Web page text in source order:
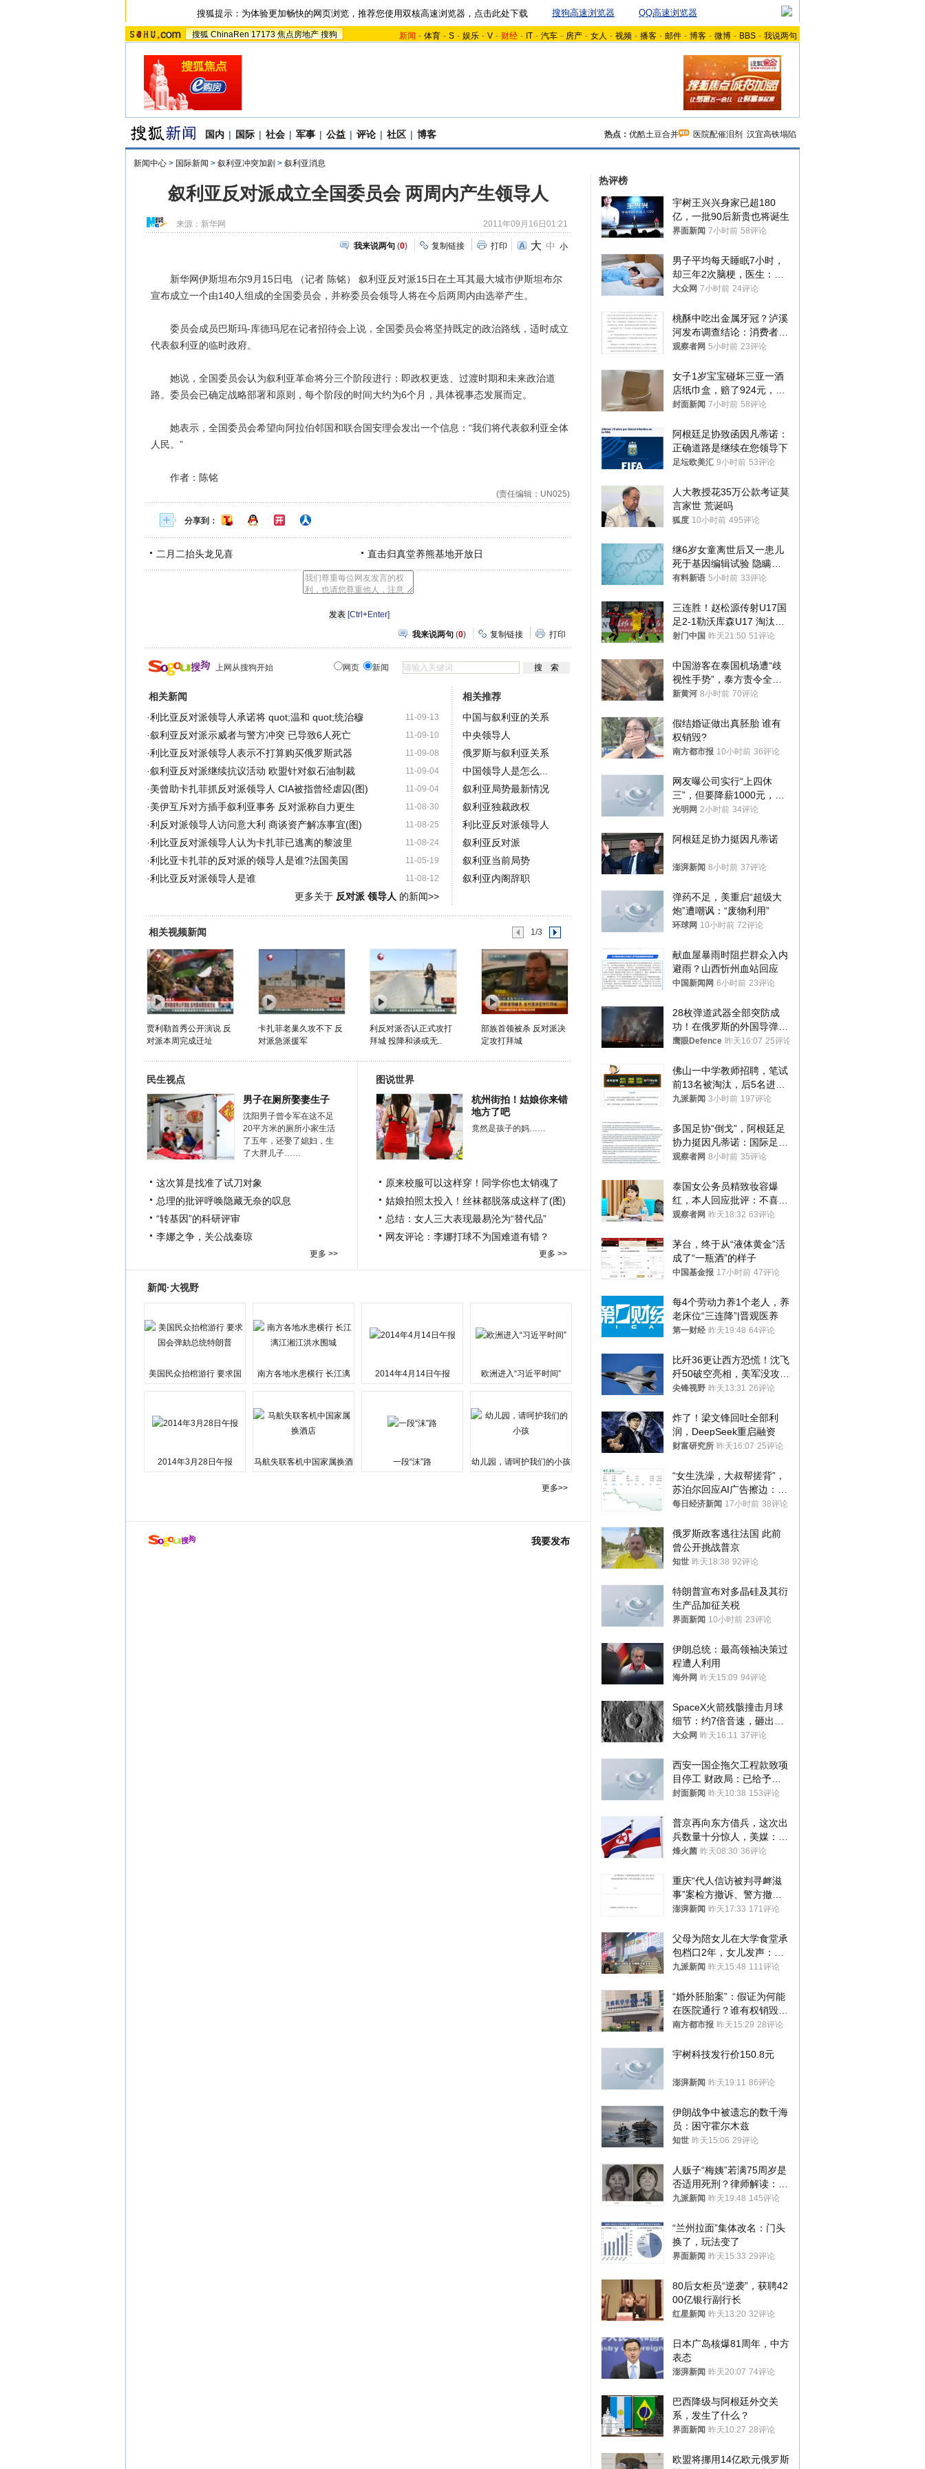
搜狐提示：为体验更加畅快的网页浏览，推荐您使用双核高速浏览器，点击此处下载 搜狗高速浏览器 QQ高速浏览器
搜狐 ChinaRen 17173 焦点房地产 搜狗 新闻 - 体育 - S - 娱乐 - V - 财经 - IT - 汽车 - 房产 - 女人 - 视频 - 播客 - 邮件 - 博客 - 微博 - BBS - 我说两句
国内 | 国际 | 社会 | 军事 | 公益 | 评论 | 社区 | 博客 热点： 优酷土豆合并 医院配催泪剂 汉宜高铁塌陷
新闻中心 > 国际新闻 > 叙利亚冲突加剧 > 叙利亚消息
叙利亚反对派成立全国委员会 两周内产生领导人
来源： 新华网 2011年09月16日01:21
我来说两句 (0) 复制链接 打印 大 中 小
新华网伊斯坦布尔9月15日电 （记者 陈铭） 叙利亚反对派15日在土耳其最大城市伊斯坦布尔
宣布成立一个由140人组成的全国委员会，并称委员会领导人将在今后两周内由选举产生。
委员会成员巴斯玛-库德玛尼在记者招待会上说，全国委员会将坚持既定的政治路线，适时成立
代表叙利亚的临时政府。
她说，全国委员会认为叙利亚革命将分三个阶段进行：即政权更迭、过渡时期和未来政治道
路。委员会已确定战略部署和原则，每个阶段的时间大约为6个月，具体视事态发展而定。
她表示，全国委员会希望向阿拉伯邻国和联合国安理会发出一个信息：“我们将代表叙利亚全体
人民。”
作者：陈铭
(责任编辑：UN025)
分享到：
二月二抬头龙见喜 直击归真堂养熊基地开放日
[Ctrl+Enter]
我来说两句 (0) 复制链接 打印
上网从搜狗开始 网页 新闻
相关新闻
11-09-13
·利比亚反对派领导人承诺将 quot;温和 quot;统治穆
11-09-10
·叙利亚反对派示威者与警方冲突 已导致6人死亡
11-09-08
·利比亚反对派领导人表示不打算购买俄罗斯武器
11-09-04
·叙利亚反对派继续抗议活动 欧盟针对叙石油制裁
11-09-04
·美曾助卡扎菲抓反对派领导人 CIA被指曾经虐囚(图)
11-08-30
·美伊互斥对方插手叙利亚事务 反对派称自力更生
11-08-25
·利反对派领导人访问意大利 商谈资产解冻事宜(图)
11-08-24
·利比亚反对派领导人认为卡扎菲已逃离的黎波里
11-05-19
·利比亚卡扎菲的反对派的领导人是谁?法国美国
11-08-12
·利比亚反对派领导人是谁
更多关于 反对派 领导人 的新闻>>
相关推荐
中国与叙利亚的关系
中央领导人
俄罗斯与叙利亚关系
中国领导人是怎么...
叙利亚局势最新情况
叙利亚独裁政权
利比亚反对派领导人
叙利亚反对派
叙利亚当前局势
叙利亚内阁辞职
相关视频新闻 1/3
贾利勒首秀公开演说 反
对派本周完成迁址
卡扎菲老巢久攻不下 反
对派急派援军
利反对派否认正式攻打
拜城 投降和谈或无..
部族首领被杀 反对派决
定攻打拜城
民生视点
男子在厕所娶妻生子
沈阳男子曾令军在这不足
20平方米的厕所小家生活
了五年，还娶了媳妇，生
了大胖儿子……
这次算是找准了试刀对象
总理的批评呼唤隐藏无奈的叹息
“转基因”的科研评审
李娜之争，关公战秦琼
更多 >>
图说世界
杭州街拍！姑娘你来错
地方了吧
竟然是孩子的妈……
原来校服可以这样穿！同学你也太销魂了
姑娘拍照太投入！丝袜都脱落成这样了(图)
总结：女人三大表现最易沦为“替代品”
网友评论：李娜打球不为国难道有错？
更多 >>
新闻·大视野
美国民众抬棺游行 要求国
南方各地水患横行 长江漓
2014年4月14日午报 欧洲进入“习近平时间”
2014年3月28日午报
马航失联客机中国家属换酒
一段“沫”路 幼儿园，请呵护我们的小孩
更多>>
我要发布
热评榜
宇树王兴兴身家已超180
亿，一批90后新贵也将诞生
界面新闻 7小时前 58评论
男子平均每天睡眠7小时，
却三年2次脑梗，医生：这
样睡觉更伤身
大众网 7小时前 24评论
桃酥中吃出金属牙冠？泸溪
河发布调查结论：消费者已
澄清，所发视频情况不属实
观察者网 5小时前 23评论
女子1岁宝宝碰坏三亚一酒
店纸巾盒，赔了924元，发
帖吐槽后酒店退还一半的
封面新闻 7小时前 58评论
阿根廷足协致函因凡蒂诺：
正确道路是继续在您领导下
足坛欧美汇 9小时前 53评论
人大教授花35万公款考证莫
言家世 荒诞吗
狐度 10小时前 495评论
继6岁女童离世后又一患儿
死于基因编辑试验 隐瞒一
年才对外披露
有料新语 5小时前 33评论
三连胜！赵松源传射U17国
足2-1勒沃库森U17 淘汰赛
将战河床
射门中国 昨天21:50 51评论
中国游客在泰国机场遭“歧
视性手势”，泰方责令全面
调查，对责任人采取最严厉
新黄河 8小时前 70评论
假结婚证做出真胚胎 谁有
权销毁?
南方都市报 10小时前 36评论
网友曝公司实行“上四休
三”，但要降薪1000元，不
接受只能辞职
光明网 2小时前 34评论
阿根廷足协力挺因凡蒂诺
澎湃新闻 8小时前 37评论
弹药不足，美重启“超级大
炮”遭嘲讽：“废物利用”
环球网 10小时前 72评论
献血屋暴雨时阻拦群众入内
避雨？山西忻州血站回应
中国新闻网 6小时前 23评论
28枚弹道武器全部突防成
功！在俄罗斯的外国导弹发
射车都是合法打击目标
鹰眼Defence 昨天16:07 25评论
佛山一中学教师招聘，笔试
前13名被淘汰，后5名进体
检，被疑萝卜岗，官方通
九派新闻 3小时前 197评论
多国足协“倒戈”，阿根廷足
协力挺因凡蒂诺：国际足联
今后应继续在其领导下前行
观察者网 8小时前 35评论
泰国女公务员精致妆容爆
红，本人回应批评：不喜欢
就别看
观察者网 昨天18:32 63评论
茅台，终于从“液体黄金”活
成了“一瓶酒”的样子
中国基金报 17小时前 47评论
每4个劳动力养1个老人，养
老床位“三连降”|晋观医养
第一财经 昨天19:48 64评论
比歼36更让西方恐慌！沈飞
歼50破空亮相，美军没攻克
的技术被拿下
尖锋视野 昨天13:31 26评论
炸了！梁文锋回吐全部利
润，DeepSeek重启融资
财富研究所 昨天16:07 25评论
“女生洗澡，大叔帮搓背”，
苏泊尔回应AI广告擦边：视
频全下架，已强化内容管理
每日经济新闻 17小时前 38评论
俄罗斯政客逃往法国 此前
曾公开挑战普京
知世 昨天18:38 92评论
特朗普宣布对多晶硅及其衍
生产品加征关税
界面新闻 10小时前 23评论
伊朗总统：最高领袖决策过
程遭人利用
海外网 昨天15:09 94评论
SpaceX火箭残骸撞击月球
细节：约7倍音速，砸出直
径约30米撞击坑
大众网 昨天16:11 37评论
西安一国企拖欠工程款致项
目停工 财政局：已给予处
分，正督促整改
封面新闻 昨天10:38 153评论
普京再向东方借兵，这次出
兵数量十分惊人，美媒：俄
朝要动真格？
烽火菌 昨天08:30 36评论
重庆“代人信访被判寻衅滋
事”案检方撤诉、警方撤
案，两被告人获国赔
澎湃新闻 昨天17:33 171评论
父母为陪女儿在大学食堂承
包档口2年，女儿发声：初
衷是为了陪伴，毕业后将不
九派新闻 昨天15:48 111评论
“婚外胚胎案”：假证为何能
在医院通行？谁有权销毁胚
胎？
南方都市报 昨天15:29 28评论
宇树科技发行价150.8元
澎湃新闻 昨天19:11 86评论
伊朗战争中被遗忘的数千海
员：困守霍尔木兹
知世 昨天15:06 29评论
人贩子“梅姨”若满75周岁是
否适用死刑？律师解读：很
大概率不会被判处死刑
九派新闻 昨天19:48 145评论
“兰州拉面”集体改名：门头
换了，玩法变了
界面新闻 昨天15:33 29评论
80后女柜员“逆袭”，获聘42
00亿银行副行长
红星新闻 昨天13:20 32评论
日本广岛核爆81周年，中方
表态
澎湃新闻 昨天20:07 74评论
巴西降级与阿根廷外交关
系，发生了什么？
界面新闻 昨天10:27 28评论
欧盟将挪用14亿欧元俄罗斯